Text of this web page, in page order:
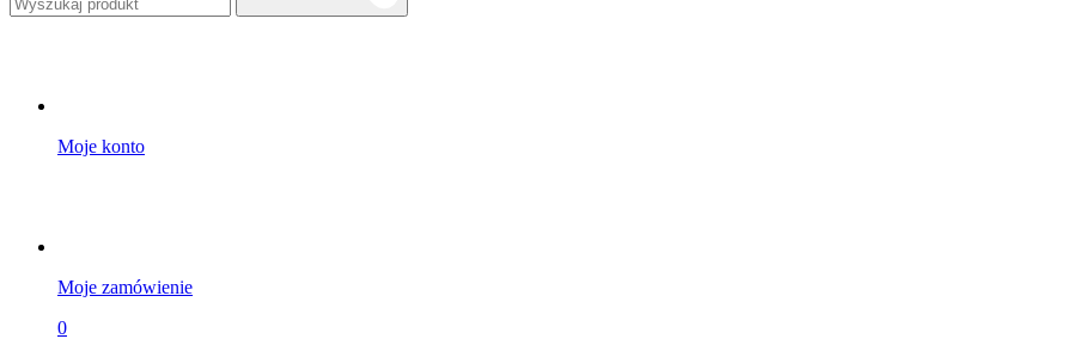
Moje konto
Moje zamówienie
0